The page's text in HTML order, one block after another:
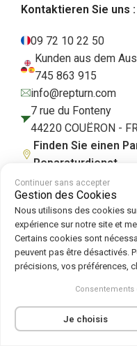
Kontaktieren Sie uns :
09 72 10 22 50
Kunden aus dem
745 863 915
info@repturn.com
7 rue du Fonteny
44220 COUËRON -
Finden Sie einen
Reparaturdienst
AGB|Impressum|
Folgen Sie uns auf :
Continuer sans accepter
Gestion des Cookies
Nous utilisons des cookies
expérience sur notre site et
Certains cookies sont
peuvent pas être désactivés.
précisions, vos préférences,
Je choisis
Français(
Deutsch